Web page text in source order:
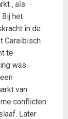
, als
Bij het
in de
Caraïbisch
te
was
van
conflicten
Later